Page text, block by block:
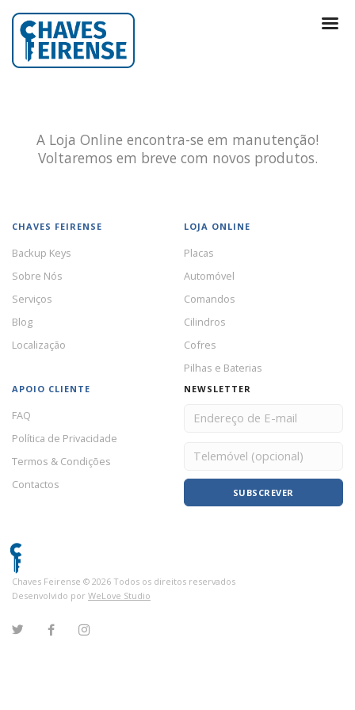
A Loja Online encontra-se em manutenção!
Voltaremos em breve com novos produtos.
CHAVES FEIRENSE
Backup Keys
Sobre Nós
Serviços
Blog
Localização
LOJA ONLINE
Placas
Automóvel
Comandos
Cilindros
Cofres
Pilhas e Baterias
APOIO CLIENTE
FAQ
Política de Privacidade
Termos & Condições
Contactos
NEWSLETTER
SUBSCREVER
Chaves Feirense © 2026 Todos os direitos reservados
Desenvolvido por WeLove Studio